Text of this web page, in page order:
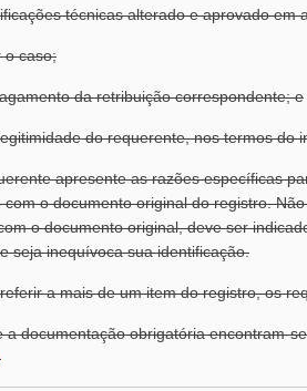
técnicas alterado e aprovado em
o caso;
da retribuição correspondente; e
do requerente, nos termos do
apresente as razões específicas
o documento original do registro.
o documento original, deve ser
seja inequívoca sua identificação.
a mais de um item do registro, os
a documentação obrigatória encontram-